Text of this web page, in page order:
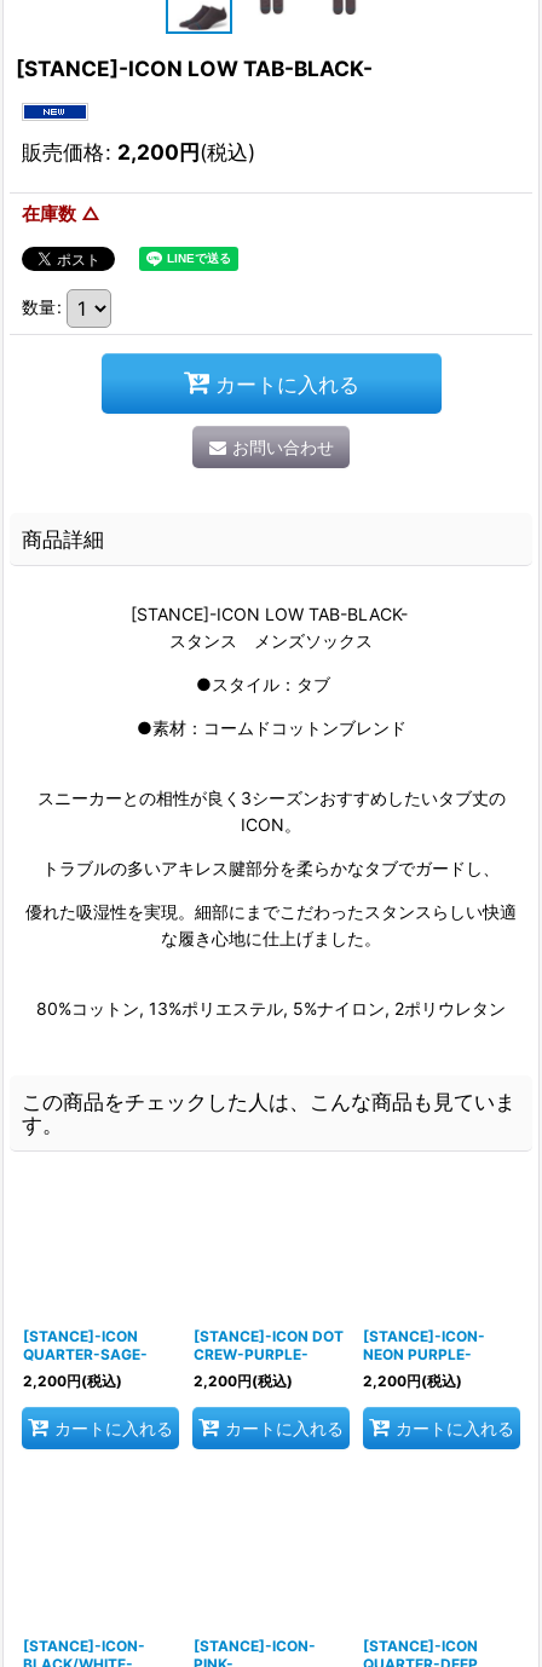
[STANCE]-ICON LOW TAB-BLACK-
販売価格: 2,200円(税込)
在庫数 △
数量:
カートに入れる
お問い合わせ
商品詳細
[STANCE]-ICON LOW TAB-BLACK-
スタンス メンズソックス
●スタイル：タブ
●素材：コームドコットンブレンド
スニーカーとの相性が良く3シーズンおすすめしたいタブ丈の
ICON。
トラブルの多いアキレス腱部分を柔らかなタブでガードし、
優れた吸湿性を実現。細部にまでこだわったスタンスらしい快適
な履き心地に仕上げました。
80%コットン, 13%ポリエステル, 5%ナイロン, 2ポリウレタン
この商品をチェックした人は、こんな商品も見ていま
す。
[STANCE]-ICON
QUARTER-SAGE-
2,200円(税込)
カートに入れる
[STANCE]-ICON DOT
CREW-PURPLE-
2,200円(税込)
カートに入れる
[STANCE]-ICON-
NEON PURPLE-
2,200円(税込)
カートに入れる
[STANCE]-ICON-
[STANCE]-ICON-
[STANCE]-ICON